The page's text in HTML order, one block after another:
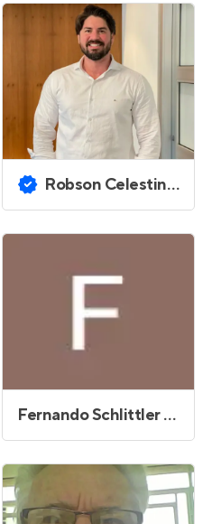
Entrar no Apto
Robson Celestino Diniz de Barros
Fernando Schlittler Hoffmann